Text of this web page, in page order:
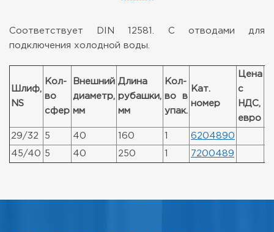
Соответствует DIN 12581. С отводами для
подключения холодной воды.
Шлиф,
NS
Кол-
во
сфер
Внешний
диаметр,
мм
Длина
рубашки,
мм
Кол-
во в
упак.
Кат.
номер
Цена
с
НДС,
евро
29/32 5 40 160 1 6204890
45/40 5 40 250 1 7200489